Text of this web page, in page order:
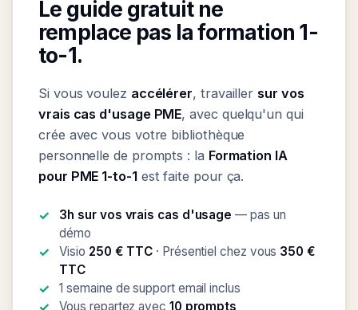
Le guide gratuit ne
remplace pas la formation 1-
to-1.
Si vous voulez accélérer, travaillersur vos
vrais cas d'usage PME, avec quelqu'un qui
crée avec vous votre bibliothèque
personnelle de prompts : la Formation IA
pour PME 1-to-1est faite pour ça.
3h sur vos vrais cas d'usage — pas un
démo
Visio 250 € TTC · Présentiel chez vous 350 €
TTC
1 semaine de support email inclus
Vous repartez avec 10 prompts